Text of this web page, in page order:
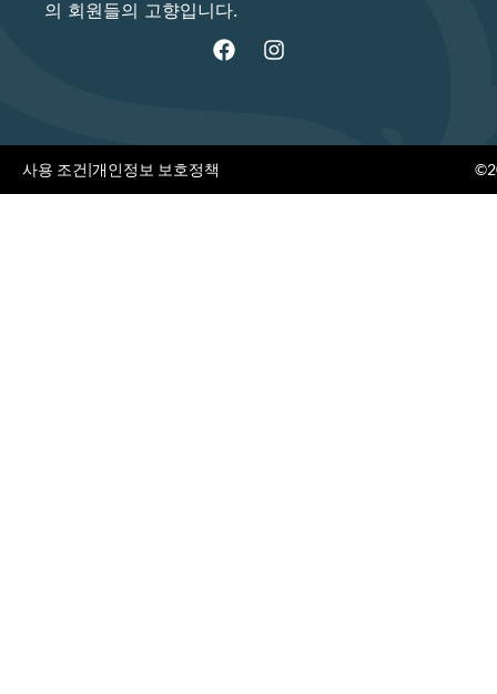
의 회원들의 고향입니다.
사용 조건|개인정보 보호정책